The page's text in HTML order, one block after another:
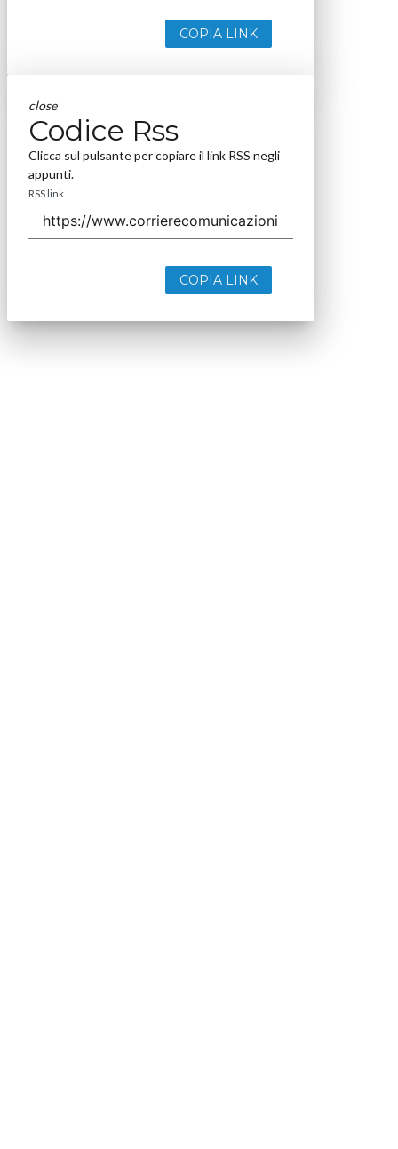
COPIA LINK
close
Codice Rss
Clicca sul pulsante per copiare il link RSS negli
appunti.
RSS link
COPIA LINK